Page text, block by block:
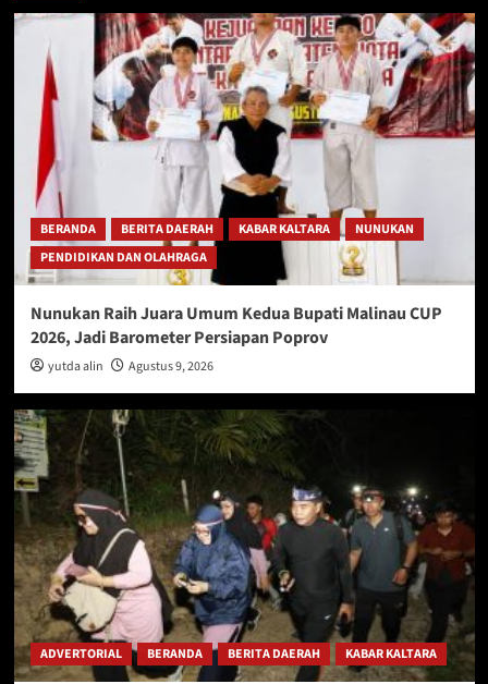
BERANDA BERITA DAERAH KABAR KALTARA
NUNUKAN
PENDIDIKAN DAN OLAHRAGA
Nunukan Raih Juara Umum Kedua Bupati Malinau CUP
2026, Jadi Barometer Persiapan Poprov
yutda alin Agustus 9, 2026
ADVERTORIAL BERANDA BERITA DAERAH KABAR KALTARA